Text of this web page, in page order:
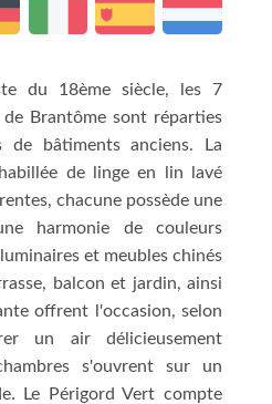
du 18ème siècle, les 7
Brantôme sont réparties
de bâtiments anciens. La
de linge en lin lavé
chacune possède une
harmonie de couleurs
et meubles chinés
balcon et jardin, ainsi
offrent l'occasion, selon
un air délicieusement
s'ouvrent sur un
Le Périgord Vert compte